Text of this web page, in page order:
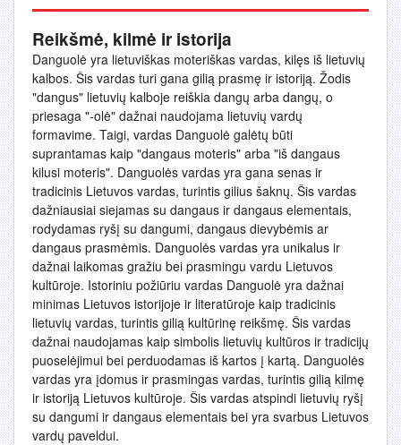
Reikšmė, kilmė ir istorija
Danguolė yra lietuviškas moteriškas vardas, kilęs iš lietuvių
kalbos. Šis vardas turi gana gilią prasmę ir istoriją. Žodis
"dangus" lietuvių kalboje reiškia dangų arba dangų, o
priesaga "-olė" dažnai naudojama lietuvių vardų
formavime. Taigi, vardas Danguolė galėtų būti
suprantamas kaip "dangaus moteris" arba "iš dangaus
kilusi moteris". Danguolės vardas yra gana senas ir
tradicinis Lietuvos vardas, turintis gilius šaknų. Šis vardas
dažniausiai siejamas su dangaus ir dangaus elementais,
rodydamas ryšį su dangumi, dangaus dievybėmis ar
dangaus prasmėmis. Danguolės vardas yra unikalus ir
dažnai laikomas gražiu bei prasmingu vardu Lietuvos
kultūroje. Istoriniu požiūriu vardas Danguolė yra dažnai
minimas Lietuvos istorijoje ir literatūroje kaip tradicinis
lietuvių vardas, turintis gilią kultūrinę reikšmę. Šis vardas
dažnai naudojamas kaip simbolis lietuvių kultūros ir tradicijų
puoselėjimui bei perduodamas iš kartos į kartą. Danguolės
vardas yra įdomus ir prasmingas vardas, turintis gilią kilmę
ir istoriją Lietuvos kultūroje. Šis vardas atspindi lietuvių ryšį
su dangumi ir dangaus elementais bei yra svarbus Lietuvos
vardų paveldui.